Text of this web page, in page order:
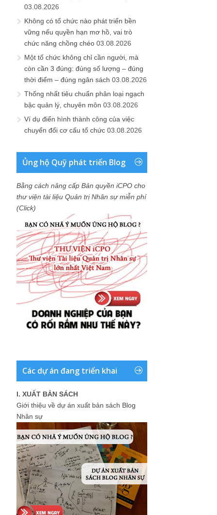
03.08.2026
Không có tổ chức nào phát triển bền
vững nếu quyền hạn mơ hồ, vai trò
chức năng chồng chéo 03.08.2026
Một tổ chức không chỉ cần người, mà
còn cần 3 đúng: đúng số lượng – đúng
thời điểm – đúng ngân sách 03.08.2026
Thống nhất tiêu chuẩn phân loại ngạch
bậc quản lý, chuyên môn 03.08.2026
Ví dụ điển hình thành công của việc
chuyển đổi cơ cấu tổ chức 03.08.2026
Ủng hộ Quỹ phát triển Blog
Bằng cách nâng cấp Bản quyền iCPO cho
thư viện tài liệu Quản trị Nhân sự miễn phí
(Click)
Các dự án đang triển khai
I. XUẤT BẢN SÁCH
Giới thiệu về dự án xuất bản sách Blog
Nhân sự